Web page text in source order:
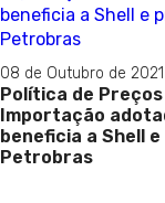
08 de Outubro de 2021
Política de
Importação
beneficia a Shell
Petrobras